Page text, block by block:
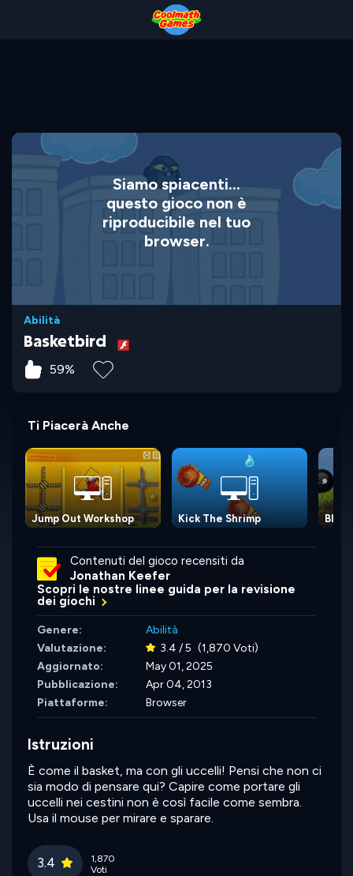
Siamo spiacenti...
questo gioco non è
riproducibile nel tuo
browser.
Abilità
Basketbird
59%
Ti Piacerà Anche
Jump Out Workshop Kick The Shrimp Blob
Contenuti del gioco recensiti da
Jonathan Keefer
Scopri le nostre linee guida per la revisione
dei giochi
Genere:
Abilità
Valutazione:
3.4 / 5 (1,870 Voti)
Aggiornato:
May 01, 2025
Pubblicazione:
Apr 04, 2013
Piattaforme:
Browser
Istruzioni
È come il basket, ma con gli uccelli! Pensi che non ci
sia modo di pensare qui? Capire come portare gli
uccelli nei cestini non è così facile come sembra.
Usa il mouse per mirare e sparare.
3.4
1,870
Voti